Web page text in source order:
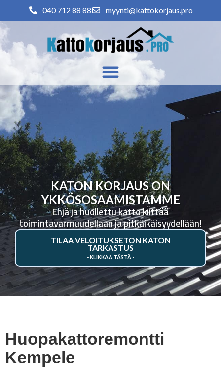
040 712 88 88 myynti@kattokorjaus.pro
KATON KORJAUS ON
YKKÖSOSAAMISTAMME
Ehjä ja huollettu katto kiittää
toimintavarmuudellaan ja pitkäikäisyydellään!
TILAA VELOITUKSETON KATON
TARKASTUS
Huopakattoremontti
Kempele